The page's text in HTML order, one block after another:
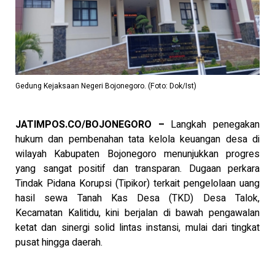
Gedung Kejaksaan Negeri Bojonegoro. (Foto: Dok/Ist)
JATIMPOS.CO/BOJONEGORO – Langkah penegakan
hukum dan pembenahan tata kelola keuangan desa di
wilayah Kabupaten Bojonegoro menunjukkan progres
yang sangat positif dan transparan. Dugaan perkara
Tindak Pidana Korupsi (Tipikor) terkait pengelolaan uang
hasil sewa Tanah Kas Desa (TKD) Desa Talok,
Kecamatan Kalitidu, kini berjalan di bawah pengawalan
ketat dan sinergi solid lintas instansi, mulai dari tingkat
pusat hingga daerah.